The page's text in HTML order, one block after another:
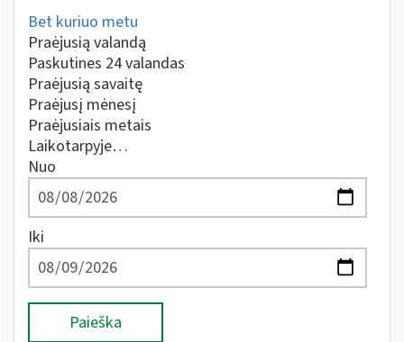
Bet kuriuo metu
Praėjusią valandą
Paskutines 24 valandas
Praėjusią savaitę
Praėjusį mėnesį
Praėjusiais metais
Laikotarpyje…
Nuo
Iki
Paieška